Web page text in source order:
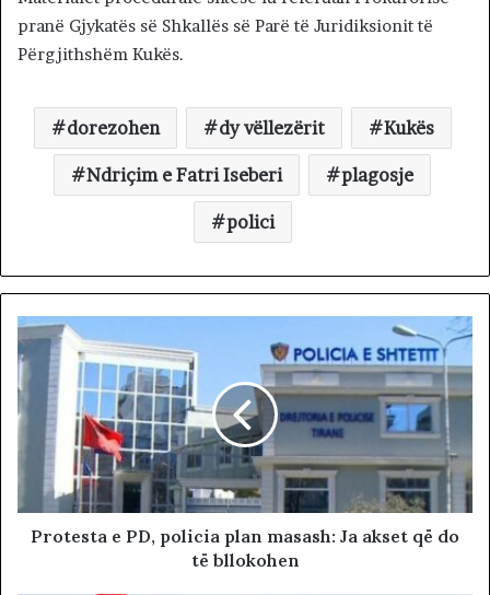
pranë Gjykatës së Shkallës së Parë të Juridiksionit të
Përgjithshëm Kukës.
dorezohen dy vëllezërit Kukës
Ndriçim e Fatri Iseberi plagosje
polici
Protesta e PD, policia plan masash: Ja akset që do
të bllokohen